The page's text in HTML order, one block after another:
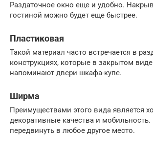
Раздаточное окно еще и удобно.
гостиной можно будет еще быстрее.
Пластиковая
Такой материал часто встречается в
конструкциях, которые в закрытом
напоминают двери шкафа-купе.
Ширма
Преимуществами этого вида является
декоративные качества и
передвинуть в любое другое место.